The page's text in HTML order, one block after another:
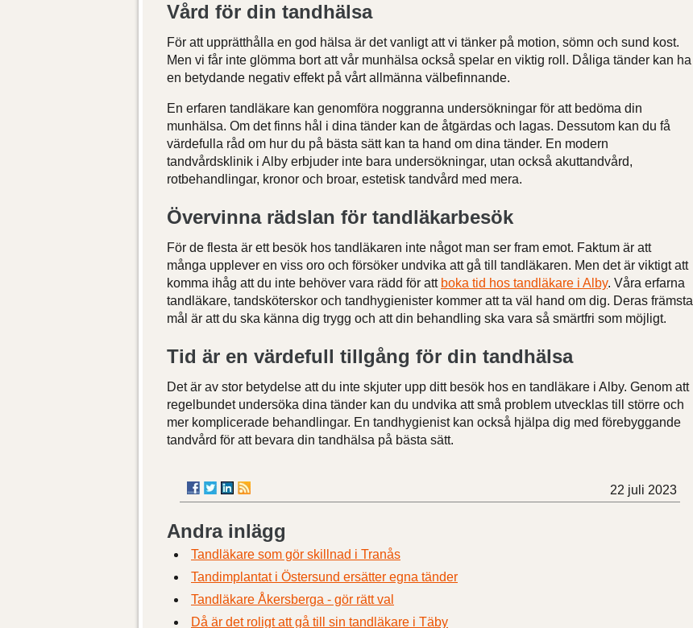
Vård för din tandhälsa
För att upprätthålla en god hälsa är det vanligt att vi tänker på motion, sömn och sund kost.
Men vi får inte glömma bort att vår munhälsa också spelar en viktig roll. Dåliga tänder kan ha
en betydande negativ effekt på vårt allmänna välbefinnande.
En erfaren tandläkare kan genomföra noggranna undersökningar för att bedöma din
munhälsa. Om det finns hål i dina tänder kan de åtgärdas och lagas. Dessutom kan du få
värdefulla råd om hur du på bästa sätt kan ta hand om dina tänder. En modern
tandvårdsklinik i Alby erbjuder inte bara undersökningar, utan också akuttandvård,
rotbehandlingar, kronor och broar, estetisk tandvård med mera.
Övervinna rädslan för tandläkarbesök
För de flesta är ett besök hos tandläkaren inte något man ser fram emot. Faktum är att
många upplever en viss oro och försöker undvika att gå till tandläkaren. Men det är viktigt att
komma ihåg att du inte behöver vara rädd för att boka tid hos tandläkare i Alby. Våra erfarna
tandläkare, tandsköterskor och tandhygienister kommer att ta väl hand om dig. Deras främsta
mål är att du ska känna dig trygg och att din behandling ska vara så smärtfri som möjligt.
Tid är en värdefull tillgång för din tandhälsa
Det är av stor betydelse att du inte skjuter upp ditt besök hos en tandläkare i Alby. Genom att
regelbundet undersöka dina tänder kan du undvika att små problem utvecklas till större och
mer komplicerade behandlingar. En tandhygienist kan också hjälpa dig med förebyggande
tandvård för att bevara din tandhälsa på bästa sätt.
22 juli 2023
Andra inlägg
Tandläkare som gör skillnad i Tranås
Tandimplantat i Östersund ersätter egna tänder
Tandläkare Åkersberga - gör rätt val
Då är det roligt att gå till sin tandläkare i Täby